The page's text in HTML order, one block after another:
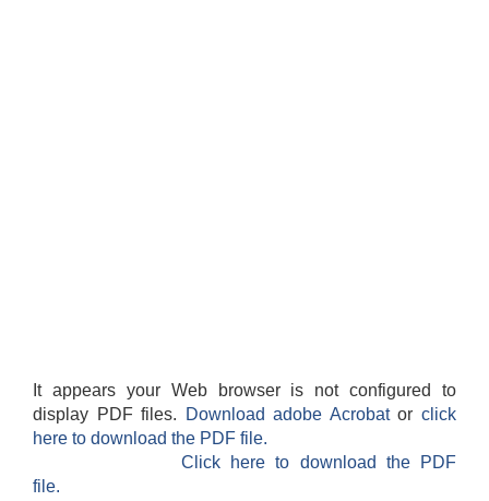
It appears your Web browser is not configured to
display PDF files.
Download adobe Acrobatorclick
here to download the PDF file.
Click here to download the PDF
file.